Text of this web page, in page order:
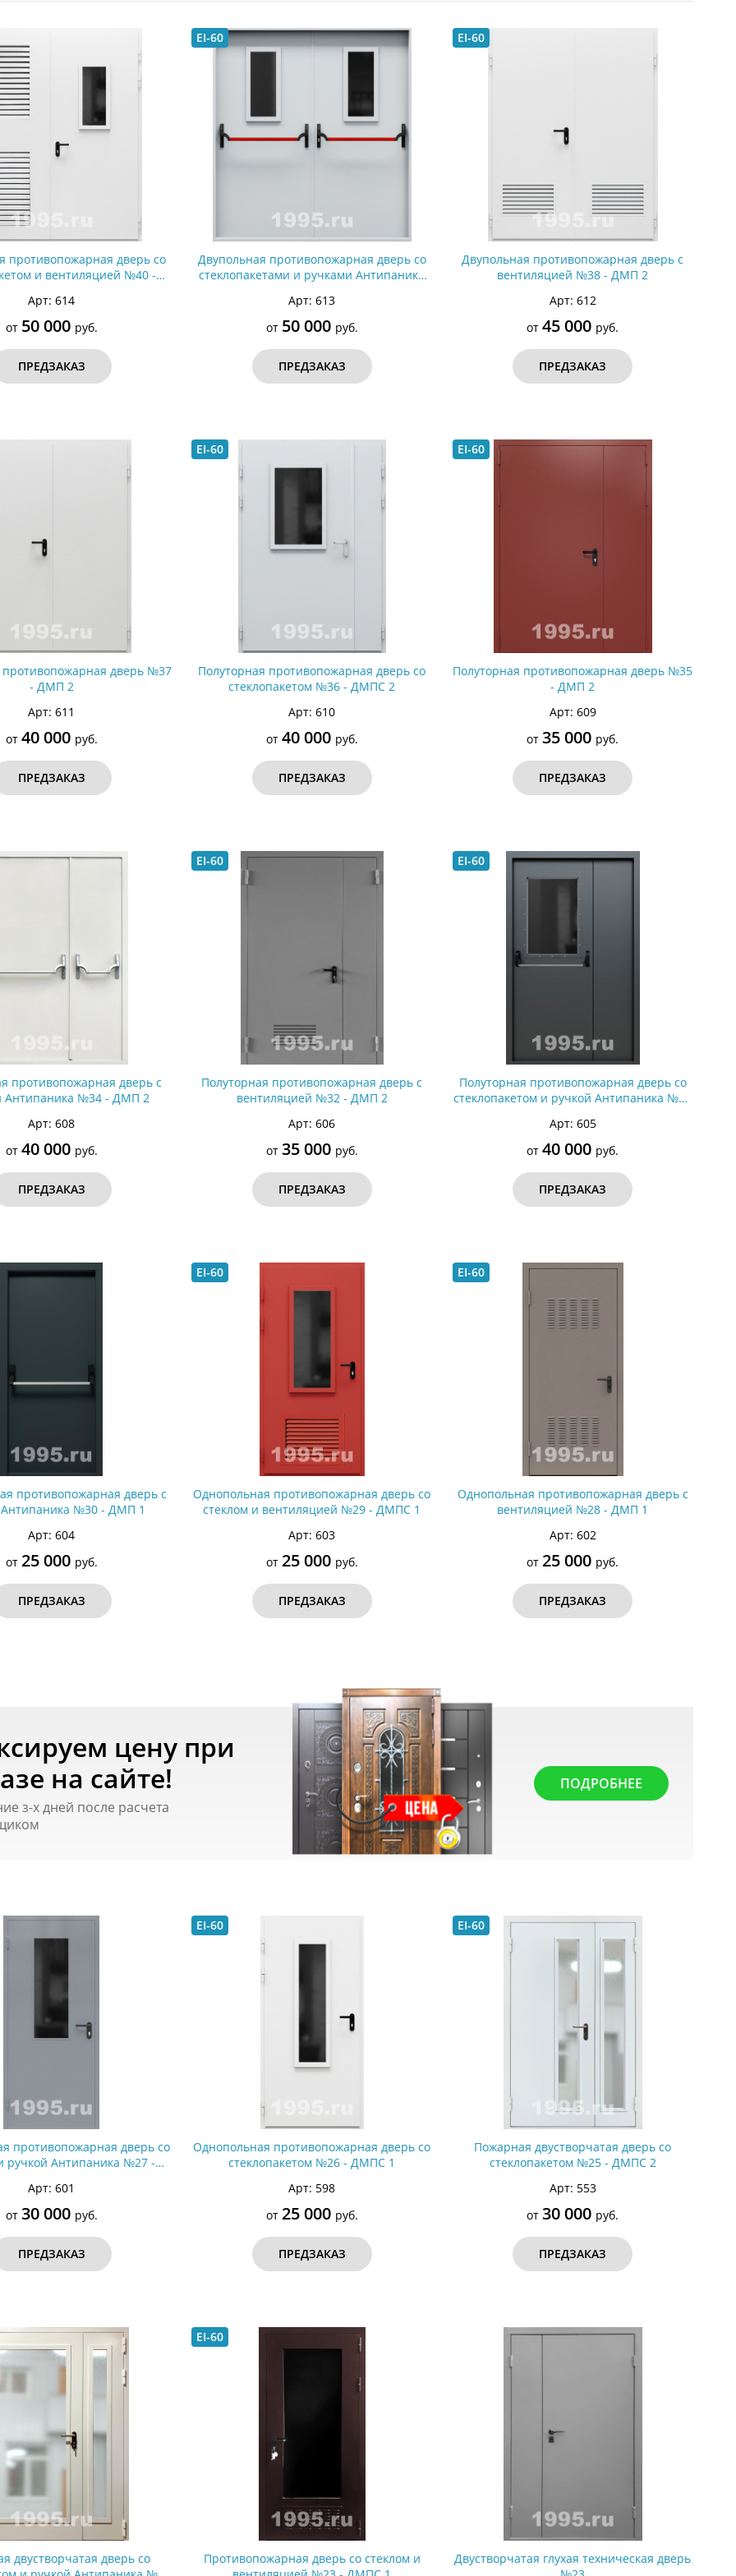
с винилискожей
Коричневые двери
С металлофиленкой
противопожарная дверь со
и вентиляцией №40 -
Арт: 614
от 50 000 руб.
ПРЕДЗАКАЗ
EI-60
Двупольная противопожарная дверь со
стеклопакетами и ручками Антипаника
Арт: 613
от 50 000 руб.
ПРЕДЗАКАЗ
EI-60
Двупольная противопожарная дверь с
вентиляцией №38 - ДМП 2
Арт: 612
от45 000 руб.
ПРЕДЗАКАЗ
противопожарная дверь №37
- ДМП 2
Арт: 611
от 40 000 руб.
ПРЕДЗАКАЗ
EI-60
Полуторная противопожарная дверь со
стеклопакетом №36 - ДМПС 2
Арт: 610
от 40 000 руб.
ПРЕДЗАКАЗ
EI-60
Полуторная противопожарная дверь №35
- ДМП 2
Арт: 609
от35 000 руб.
ПРЕДЗАКАЗ
противопожарная дверь с
Антипаника №34 - ДМП 2
Арт: 608
от 40 000 руб.
ПРЕДЗАКАЗ
EI-60
Полуторная противопожарная дверь с
вентиляцией №32 - ДМП 2
Арт: 606
от 35 000 руб.
ПРЕДЗАКАЗ
EI-60
Полуторная противопожарная дверь со
стеклопакетом и ручкой Антипаника №31
Арт: 605
от40 000 руб.
ПРЕДЗАКАЗ
противопожарная дверь с
Антипаника №30 - ДМП 1
Арт: 604
от 25 000 руб.
ПРЕДЗАКАЗ
EI-60
Однопольная противопожарная дверь со
стеклом и вентиляцией №29 - ДМПС 1
Арт: 603
от 25 000 руб.
ПРЕДЗАКАЗ
EI-60
Однопольная противопожарная дверь с
вентиляцией №28 - ДМП 1
Арт: 602
от25 000 руб.
ПРЕДЗАКАЗ
цену при
на сайте!
з-х дней после расчета
ПОДРОБНЕЕ
противопожарная дверь со
ручкой Антипаника №27 -
Арт: 601
от 30 000 руб.
ПРЕДЗАКАЗ
EI-60
Однопольная противопожарная дверь со
стеклопакетом №26 - ДМПС 1
Арт: 598
от 25 000 руб.
ПРЕДЗАКАЗ
EI-60
Пожарная двустворчатая дверь со
стеклопакетом №25 - ДМПС 2
Арт: 553
от30 000 руб.
ПРЕДЗАКАЗ
двустворчатая дверь со
EI-60
Противопожарная дверь со стеклом и
Двустворчатая глухая техническая дверь